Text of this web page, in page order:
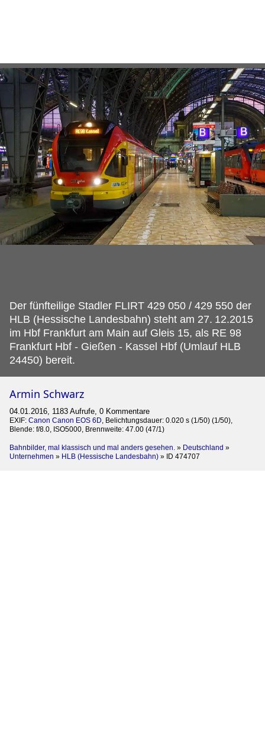
Der fünfteilige Stadler FLIRT 429 050 / 429 550 der
HLB (Hessische Landesbahn) steht am 27. 12.2015
im Hbf Frankfurt am Main auf Gleis 15, als RE 98
Frankfurt Hbf - Gießen - Kassel Hbf (Umlauf HLB
24450) bereit.
Armin Schwarz
04.01.2016, 1183 Aufrufe, 0 Kommentare
EXIF: Canon Canon EOS 6D, Belichtungsdauer: 0.020 s (1/50) (1/50),
Blende: f/8.0, ISO5000, Brennweite: 47.00 (47/1)
Bahnbilder, mal klassisch und mal anders gesehen. » Deutschland »
Unternehmen » HLB (Hessische Landesbahn) » ID 474707